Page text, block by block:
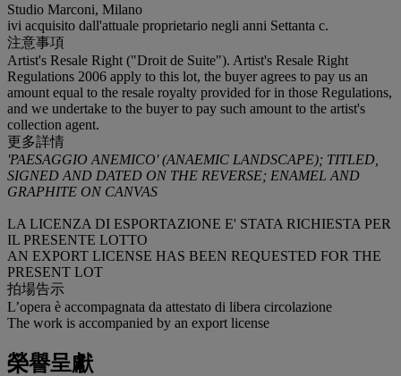
Studio Marconi, Milano
ivi acquisito dall'attuale proprietario negli anni Settanta c.
注意事項
Artist's Resale Right ("Droit de Suite"). Artist's Resale Right
Regulations 2006 apply to this lot, the buyer agrees to pay us an
amount equal to the resale royalty provided for in those Regulations,
and we undertake to the buyer to pay such amount to the artist's
collection agent.
更多詳情
'PAESAGGIO ANEMICO' (ANAEMIC LANDSCAPE); TITLED,
SIGNED AND DATED ON THE REVERSE; ENAMEL AND
GRAPHITE ON CANVAS
LA LICENZA DI ESPORTAZIONE E' STATA RICHIESTA PER
IL PRESENTE LOTTO
AN EXPORT LICENSE HAS BEEN REQUESTED FOR THE
PRESENT LOT
拍場告示
L’opera è accompagnata da attestato di libera circolazione
The work is accompanied by an export license
榮譽呈獻